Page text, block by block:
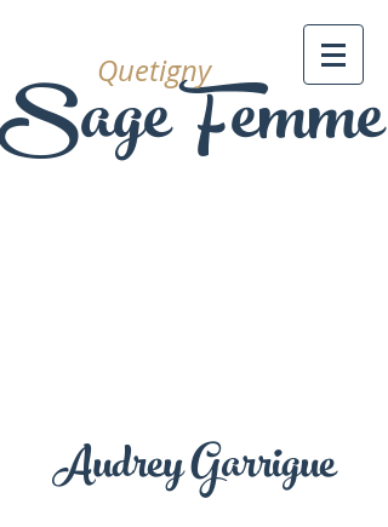
Femme
Quetigny
Audrey Garrigue